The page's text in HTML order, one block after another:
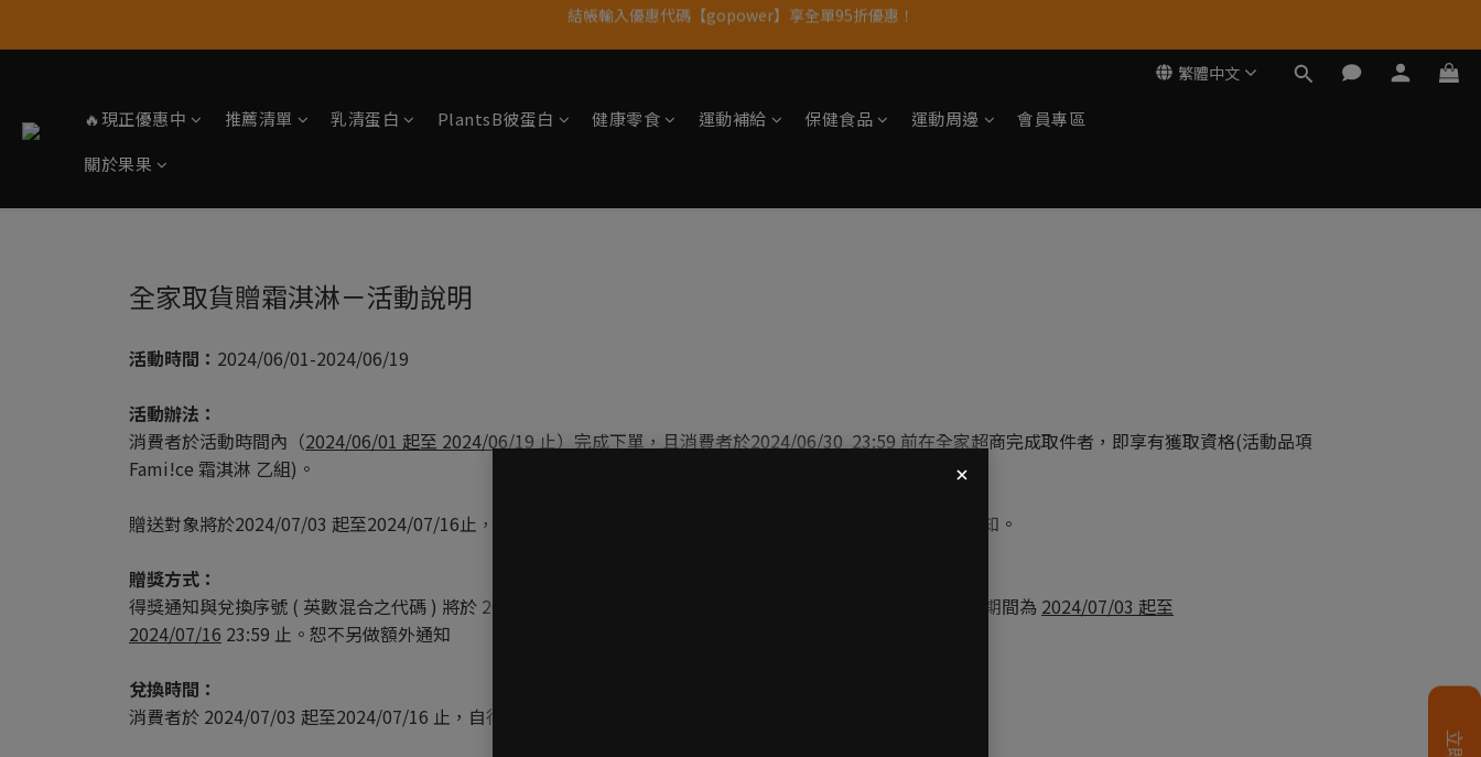
果果11歲慶｜App 下單享 5% 購物金回饋
11歲慶好禮｜買 500g/1kg 指定乳清2包贈品牌毛巾
繁體中文
🔥現正優惠中 推薦清單 乳清蛋白 PlantsB彼蛋白 健康零食 運動補給 保健食品 運動周邊
會員專區
關於果果
全家取貨贈霜淇淋－活動說明
活動時間： 2024/06/01-2024/06/19
活動辦法：
消費者於活動時間內（2024/06/01 起至 2024/06/19 止）完成下單，且消費者於2024/06/30 23:59 前在全家超商完成取件者，即享有獲取資格(活動品項
Fami!ce 霜淇淋 乙組)。
贈送對象將於2024/07/03 起至2024/07/16止，依實際完成取貨順序發放,因數量有限送完為止,如未獲贈不另通知。
贈獎方式：
得獎通知與兌換序號 ( 英數混合之代碼 ) 將於 2024/07/03 以手機簡訊的方式發送至訂單收件人手機，序號兌換期間為 2024/07/03 起至
2024/07/16 23:59 止。恕不另做額外通知
兌換時間：
消費者於 2024/07/03 起至2024/07/16 止，自行至全台 FamiPort機台兌換，